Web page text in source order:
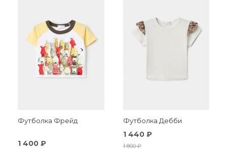
Футболка Фрейд
1 400 ₽
Футболка Дебби
1 440 ₽
1 800 ₽